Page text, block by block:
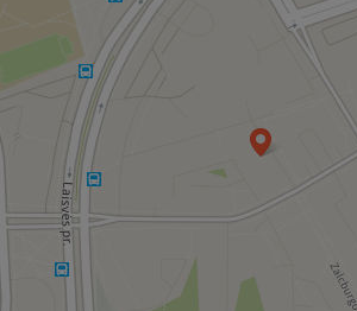
Mūsų klientų nuomonė apie
Profesionalus
Draugiškas